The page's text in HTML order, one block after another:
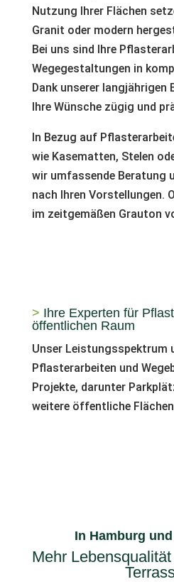
Nutzung Ihrer Flächen
Granit oder modern
Bei uns sind Ihre
Wegegestaltungen in
Dank unserer
Ihre Wünsche zügig und
In Bezug auf
wie Kasematten, Stelen
wir umfassende Beratung
nach Ihren Vorstellungen.
im zeitgemäßen Grauton
> Ihre Experten für
öffentlichen Raum
Unser Leistungsspektrum
Pflasterarbeiten und
Projekte, darunter
weitere öffentliche
In Hamburg
Mehr